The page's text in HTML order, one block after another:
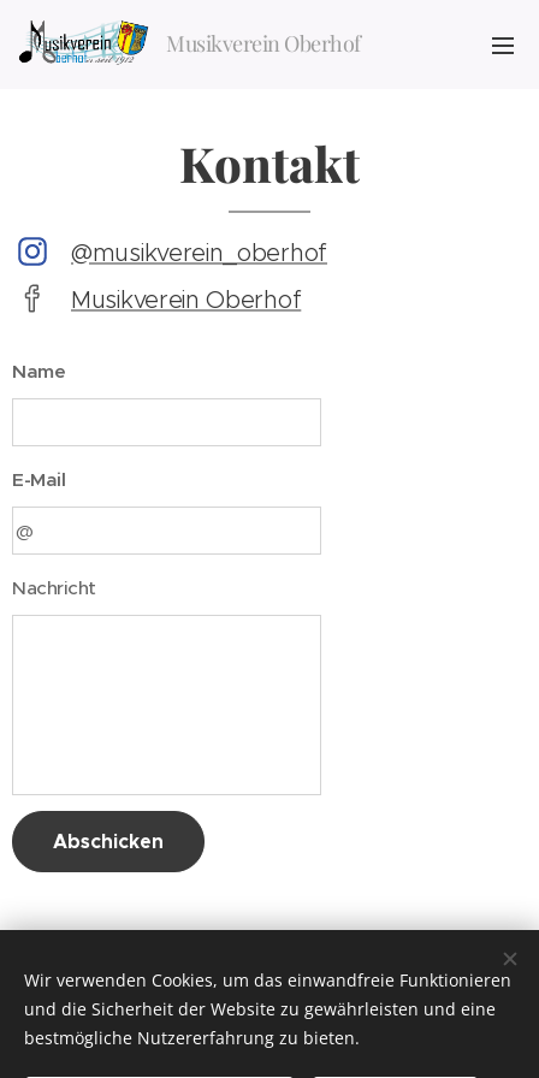
Musikverein Oberhof
Kontakt
@musikverein_oberhof
Musikverein Oberhof
Name
E-Mail
Nachricht
Abschicken
Wir verwenden Cookies, um das einwandfreie Funktionieren
und die Sicherheit der Website zu gewährleisten und eine
bestmögliche Nutzererfahrung zu bieten.